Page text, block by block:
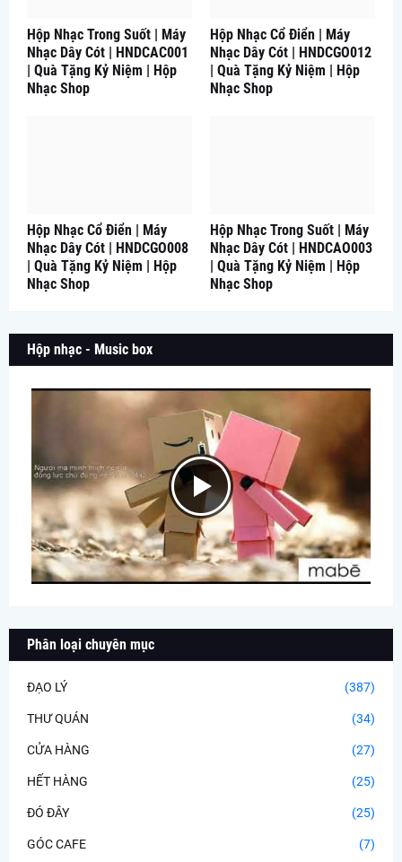
Hộp Nhạc Trong Suốt | Máy
Nhạc Dây Cót | HNDCAC001
| Quà Tặng Kỷ Niệm | Hộp
Nhạc Shop
Hộp Nhạc Cổ Điển | Máy
Nhạc Dây Cót | HNDCGO012
| Quà Tặng Kỷ Niệm | Hộp
Nhạc Shop
Hộp Nhạc Cổ Điển | Máy
Nhạc Dây Cót | HNDCGO008
| Quà Tặng Kỷ Niệm | Hộp
Nhạc Shop
Hộp Nhạc Trong Suốt | Máy
Nhạc Dây Cót | HNDCAO003
| Quà Tặng Kỷ Niệm | Hộp
Nhạc Shop
Hộp nhạc - Music box
Phân loại chuyên mục
ĐẠO LÝ (387)
THƯ QUÁN (34)
CỬA HÀNG (27)
HẾT HÀNG (25)
ĐÓ ĐÂY (25)
GÓC CAFE (7)